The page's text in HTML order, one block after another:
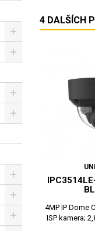
4 DALŠÍCH
4MP IP Dome
ISP kamera;